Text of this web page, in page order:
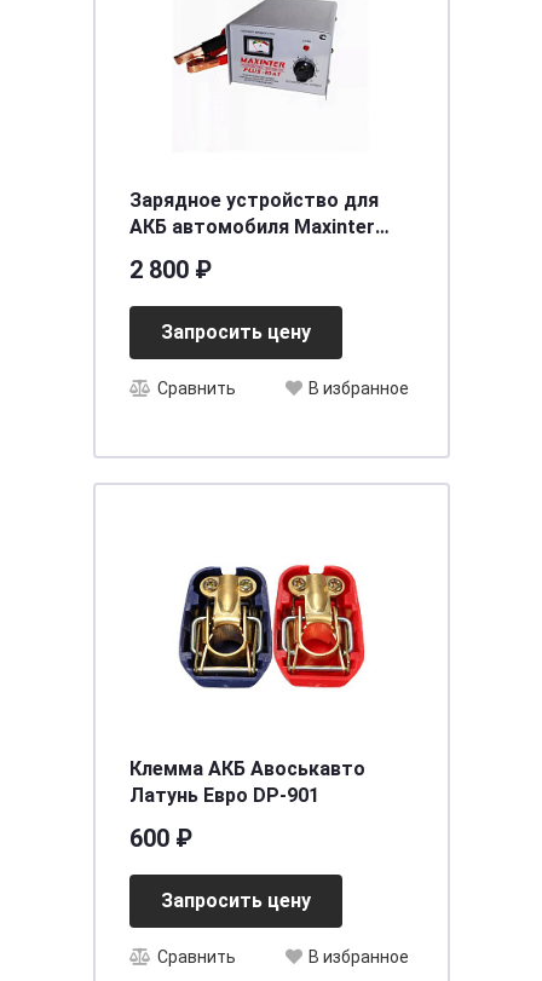
Зарядное устройство для
АКБ автомобиля Мaxinter
[д255ш120в153]
2 800 ₽
Запросить цену
Сравнить В избранное
Клемма АКБ Авоськавто
Латунь Евро DP-901
600 ₽
Запросить цену
Сравнить В избранное